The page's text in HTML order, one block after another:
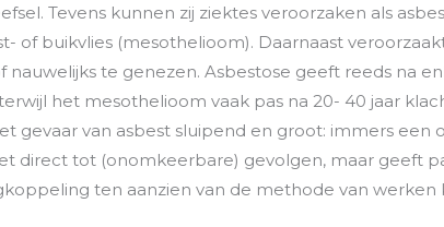
Tevens kunnen zij ziektes veroorzaken als
of buikvlies (mesothelioom). Daarnaast
te genezen. Asbestose geeft reeds na
het mesothelioom vaak pas na 20- 40 jaar
gevaar van asbest sluipend en groot: immers een
direct tot (onomkeerbare) gevolgen, maar geeft
ten aanzien van de methode van werken